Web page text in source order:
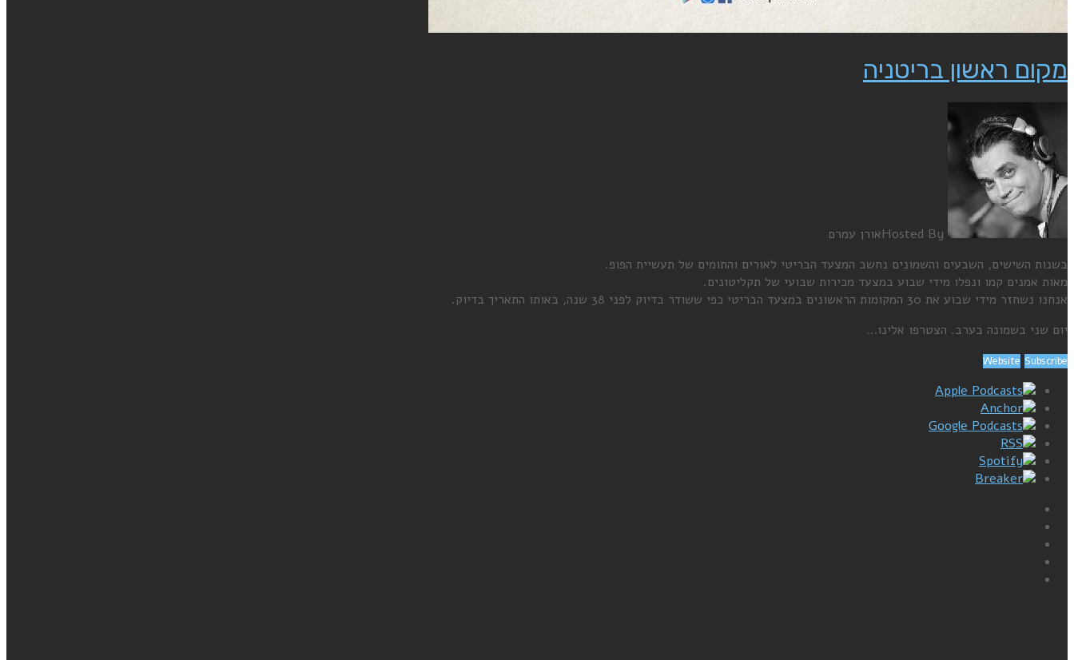
מקום ראשון בריטניה
Hosted Byאורן עמרם
בשנות השישים, השבעים והשמונים נחשב המצעד הבריטי לאורים והתומים של תעשיית הפופ.
מאות אמנים קמו ונפלו מידי שבוע במצעד מכירות שבועי של תקליטונים.
אנחנו נשחזר מידי שבוע את 30 המקומות הראשונים במצעד הבריטי כפי ששודר בדיוק לפני 38 שנה, באותו התאריך בדיוק.
יום שני בשמונה בערב. הצטרפו אלינו…
Website Subscribe
Apple Podcasts
Anchor
Google Podcasts
RSS
Spotify
Breaker